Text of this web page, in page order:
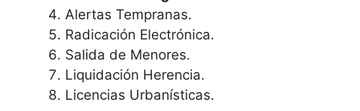
Alertas Tempranas.
Radicación Electrónica.
Salida de Menores.
Liquidación Herencia.
Licencias Urbanísticas.